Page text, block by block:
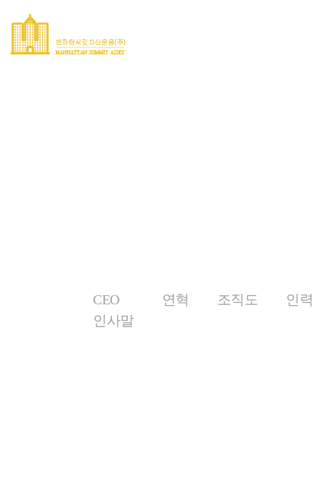
운용현황
CEO
인사말
연혁 조직도 인